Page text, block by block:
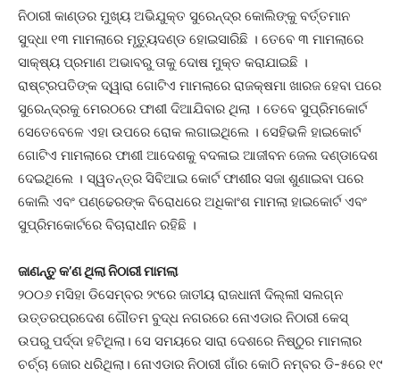
ନିଠାରୀ କାଣ୍ଡର ମୁଖ୍ୟ ଅଭିଯୁକ୍ତ ସୁରେନ୍ଦ୍ର କୋଲିଙ୍କୁ ବର୍ତ୍ତମାନ
ସୁଦ୍ଧା ୧୩ ମାମଲାରେ ମୃତ୍ୟୁଦଣ୍ଡ ହୋଇସାରିଛି । ତେବେ ୩ ମାମଲାରେ
ସାକ୍ଷ୍ୟ ପ୍ରମାଣ ଅଭାବରୁ ତାକୁ ଦୋଷ ମୁକ୍ତ କରାଯାଇଛି ।
ରାଷ୍ଟ୍ରପତିଙ୍କ ଦ୍ୱାରା ଗୋଟିଏ ମାମଲାରେ ରାଜକ୍ଷମା ଖାରଜ ହେବା ପରେ
ସୁରେନ୍ଦ୍ରକୁ ମେରଠରେ ଫାଶୀ ଦିଆଯିବାର ଥିଲା । ତେବେ ସୁପ୍ରିମକୋର୍ଟ
ସେତେବେଳେ ଏହା ଉପରେ ରୋକ ଲଗାଇଥିଲେ । ସେହିଭଳି ହାଇକୋର୍ଟ
ଗୋଟିଏ ମାମଲାରେ ଫାଶୀ ଆଦେଶକୁ ବଦଳାଇ ଆଜୀବନ ଜେଲ ଦଣ୍ଡାଦେଶ
ଦେଇଥିଲେ । ସ୍ୱତନ୍ତ୍ର ସିବିଆଇ କୋର୍ଟ ଫାଶୀର ସଜା ଶୁଣାଇବା ପରେ
କୋଲି ଏବଂ ପଣ୍ଢେରଙ୍କ ବିରୋଧରେ ଅଧିକାଂଶ ମାମଲା ହାଇକୋର୍ଟ ଏବଂ
ସୁପ୍ରିମକୋର୍ଟରେ ବିଚାରାଧୀନ ରହିଛି ।
ଜାଣନ୍ତୁ କ’ଣ ଥିଲା ନିଠାରୀ ମାମଲା
୨୦୦୬ ମସିହା ଡିସେମ୍ବର ୨୯ରେ ଜାତୀୟ ରାଜଧାନୀ ଦିଲ୍ଲୀ ସଲଗ୍ନ
ଉତ୍ତରପ୍ରଦେଶ ଗୌତମ ବୁଦ୍ଧ ନଗରରେ ନୋଏଡାର ନିଠାରୀ କେସ୍‌
ଉପରୁ ପର୍ଦ୍ଦା ହଟିଥିଲା। ସେ ସମୟରେ ସାରା ଦେଶରେ ନିଷ୍ଠୁର ମାମଲାର
ଚର୍ଚ୍ଚା ଜୋର ଧରିଥିଲା। ନୋଏଡାର ନିଠାରୀ ଗାଁର କୋଠି ନମ୍ବର ଡି-୫ରେ ୧୯